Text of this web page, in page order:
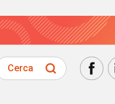
Cerca